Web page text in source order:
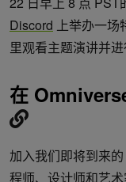
Discord 上举办一场
里观看主题演讲并进
在
加入我们即将到来的
程师、设计师和艺